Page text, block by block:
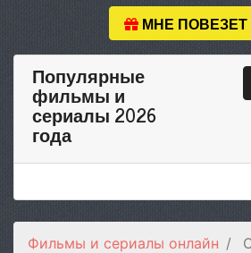
МНЕ ПОВЕЗЕТ
Популярные
фильмы и
сериалы 2026
года
Фильмы и сериалы онлайн